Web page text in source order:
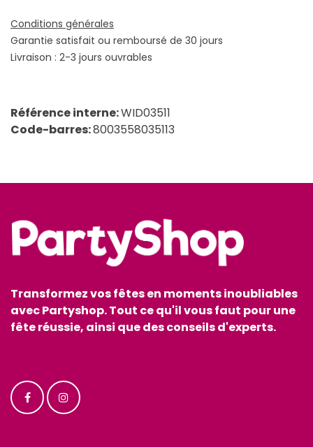
Conditions générales
Garantie satisfait ou remboursé de 30 jours
Livraison : 2-3 jours ouvrables
Référence interne:WID03511
Code-barres:8003558035113
Transformez vos fêtes en moments inoubliables
avec Partyshop. Tout ce qu'il vous faut pour une
fête réussie, ainsi que des conseils d'experts.